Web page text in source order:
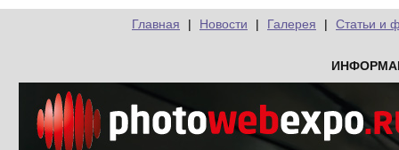
Главная | Новости | Галерея | Статьи и